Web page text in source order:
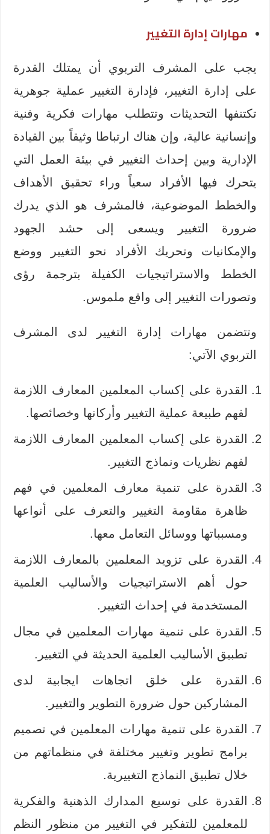
مهارات إدارة التغيير
يجب على المشرف التربوي أن يمتلك القدرة
على إدارة التغيير، فإدارة التغيير عملية جوهرية
تكتنفها التحديثات وتتطلب مهارات فكرية وفنية
وإنسانية عالية، وإن هناك ارتباطا وثيقاً بين القيادة
الإدارية وبين إحداث التغيير في بيئة العمل التي
يتحرك فيها الأفراد سعياً وراء تحقيق الأهداف
والخطط الموضوعية، فالمشرف هو الذي يدرك
ضرورة التغيير ويسعى إلى حشد الجهود
والإمكانيات وتحريك الأفراد نحو التغيير ووضع
الخطط والاستراتيجيات الكفيلة بترجمة رؤى
وتصورات التغيير إلى واقع ملموس.
وتتضمن مهارات إدارة التغيير لدى المشرف
التربوي الآتي:
القدرة على إكساب المعلمين المعارف اللازمة
لفهم طبيعة عملية التغيير وأركانها وخصائصها.
القدرة على إكساب المعلمين المعارف اللازمة
لفهم نظريات ونماذج التغيير.
القدرة على تنمية معارف المعلمين في فهم
ظاهرة مقاومة التغيير والتعرف على أنواعها
ومسبباتها ووسائل التعامل معها.
القدرة على تزويد المعلمين بالمعارف اللازمة
حول أهم الاستراتيجيات والأساليب العلمية
المستخدمة في إحداث التغيير.
القدرة على تنمية مهارات المعلمين في مجال
تطبيق الأساليب العلمية الحديثة في التغيير.
القدرة على خلق اتجاهات ايجابية لدى
المشاركين حول ضرورة التطوير والتغيير.
القدرة على تنمية مهارات المعلمين في تصميم
برامج تطوير وتغيير مختلفة في منظماتهم من
خلال تطبيق النماذج التغييرية.
القدرة على توسيع المدارك الذهنية والفكرية
للمعلمين للتفكير في التغيير من منظور النظم